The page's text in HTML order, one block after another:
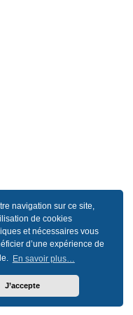
navigation sur ce site,
de cookies
et nécessaires vous
d’une expérience de
En savoir plus…
J’accepte